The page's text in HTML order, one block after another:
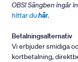
OBS! Sängben ingår
hittar duhär.
Betalningsalternativ
Vi erbjuder smidiga
kortbetalning,